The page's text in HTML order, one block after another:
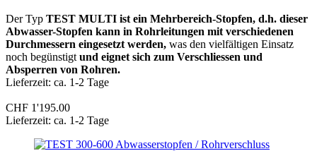
Der Typ TEST MULTI ist ein Mehrbereich-Stopfen, d.h. dieser
Abwasser-Stopfen kann in Rohrleitungen mit verschiedenen
Durchmessern eingesetzt werden, was den vielfältigen Einsatz
noch begünstigt und eignet sich zum Verschliessen und
Absperren von Rohren.
Lieferzeit: ca. 1-2 Tage
CHF 1'195.00
Lieferzeit: ca. 1-2 Tage